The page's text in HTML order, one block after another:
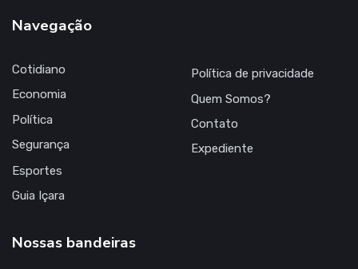
Navegação
Cotidiano
Economia
Política
Segurança
Esportes
Guia Içara
Política de privacidade
Quem Somos?
Contato
Expediente
Nossas bandeiras